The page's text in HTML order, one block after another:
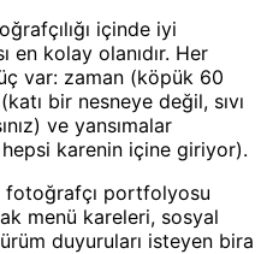
içinde iyi
en kolay olanıdır. Her
var: zaman (köpük 60
bir nesneye değil, sıvı
ve yansımalar
karenin içine giriyor).
fotoğrafçı portfolyosu
menü kareleri, sosyal
duyuruları isteyen bira